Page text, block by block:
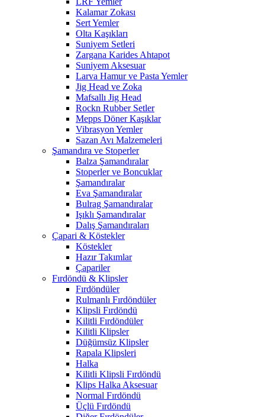
Kalamar Zokası
Sert Yemler
Olta Kaşıkları
Suniyem Setleri
Zargana Karides Ahtapot
Suniyem Aksesuar
Larva Hamur ve Pasta Yemler
Jig Head ve Zoka
Mafsallı Jig Head
Rockn Rubber Setler
Mepps Döner Kaşıklar
Vibrasyon Yemler
Sazan Avı Malzemeleri
Şamandıra ve Stoperler
Balza Şamandıralar
Stoperler ve Boncuklar
Şamandıralar
Eva Şamandıralar
Bulrag Şamandıralar
Işıklı Şamandıralar
Dalış Şamandıraları
Çapari & Köstekler
Köstekler
Hazır Takımlar
Çapariler
Fırdöndü & Klipsler
Fırdöndüler
Rulmanlı Fırdöndüler
Klipsli Fırdöndü
Kilitli Fırdöndüler
Kilitli Klipsler
Düğümsüz Klipsler
Rapala Klipsleri
Halka
Kilitli Klipsli Fırdöndü
Klips Halka Aksesuar
Normal Fırdöndü
Üçlü Fırdöndü